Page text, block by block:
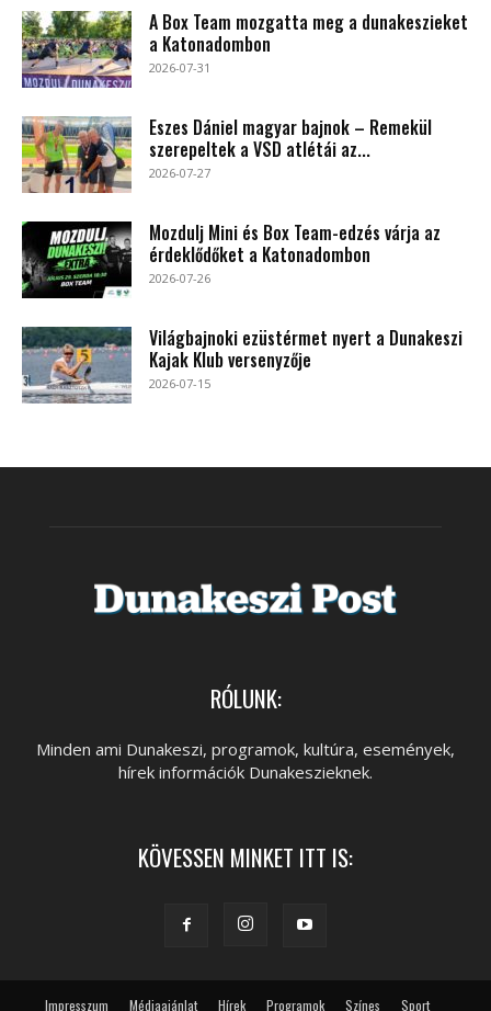
A Box Team mozgatta meg a dunakeszieket
a Katonadombon
2026-07-31
Eszes Dániel magyar bajnok – Remekül
szerepeltek a VSD atlétái az...
2026-07-27
Mozdulj Mini és Box Team-edzés várja az
érdeklődőket a Katonadombon
2026-07-26
Világbajnoki ezüstérmet nyert a Dunakeszi
Kajak Klub versenyzője
2026-07-15
RÓLUNK:
Minden ami Dunakeszi, programok, kultúra, események,
hírek információk Dunakeszieknek.
KÖVESSEN MINKET ITT IS:
Impresszum Médiaajánlat Hírek Programok Színes Sport